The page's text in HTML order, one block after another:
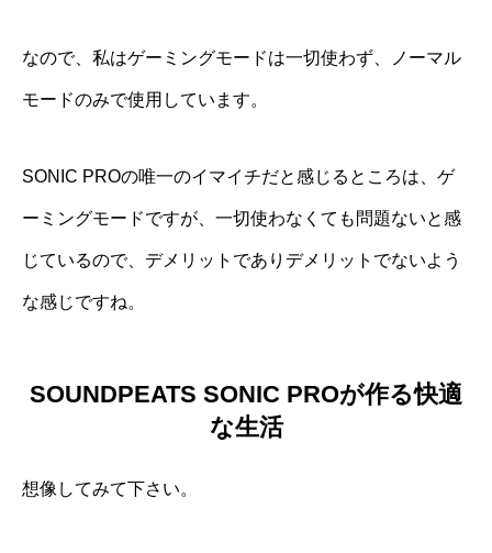
なので、私はゲーミングモードは一切使わず、ノーマル
モードのみで使用しています。
SONIC PROの唯一のイマイチだと感じるところは、ゲ
ーミングモードですが、一切使わなくても問題ないと感
じているので、デメリットでありデメリットでないよう
な感じですね。
SOUNDPEATS SONIC PROが作る快適
な生活
想像してみて下さい。